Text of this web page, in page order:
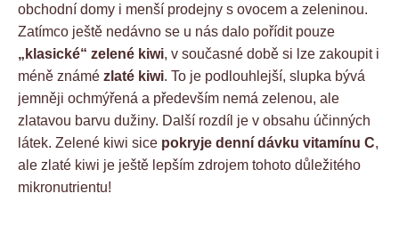
obchodní domy i menší prodejny s ovocem a zeleninou.
Zatímco ještě nedávno se u nás dalo pořídit pouze
„klasické“ zelené kiwi, v současné době si lze zakoupit i
méně známé zlaté kiwi. To je podlouhlejší, slupka bývá
jemněji ochmýřená a především nemá zelenou, ale
zlatavou barvu dužiny. Další rozdíl je v obsahu účinných
látek. Zelené kiwi sice pokryje denní dávku vitamínu C,
ale zlaté kiwi je ještě lepším zdrojem tohoto důležitého
mikronutrientu!